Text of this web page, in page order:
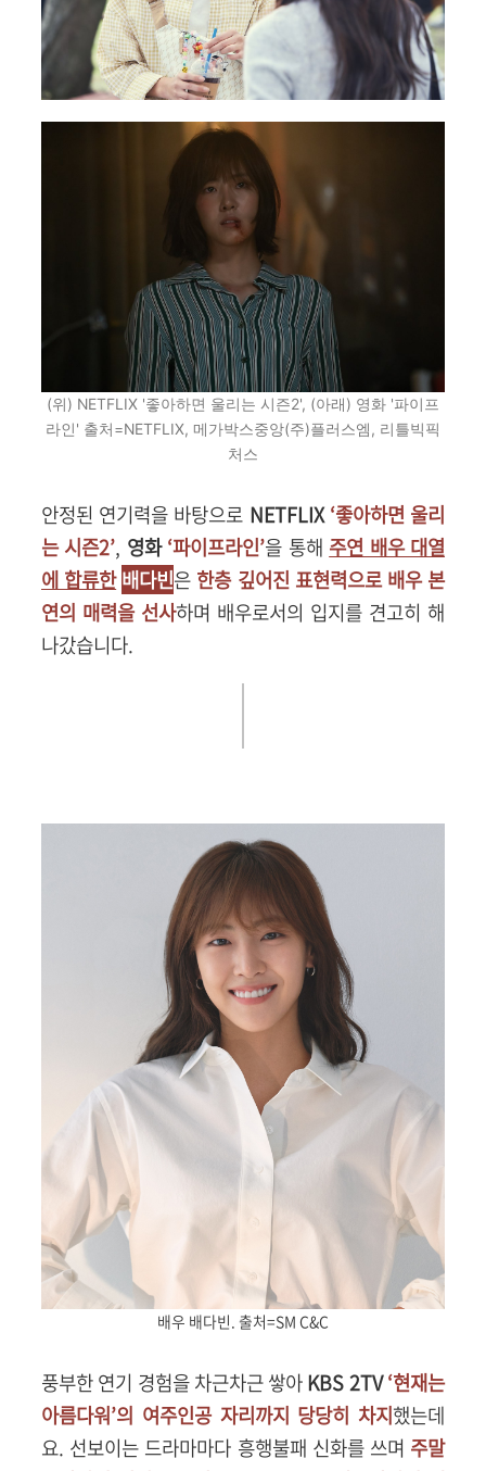
(위) NETFLIX '좋아하면 울리는 시즌2', (아래) 영화 '파이프
라인' 출처=NETFLIX, 메가박스중앙(주)플러스엠, 리틀빅픽
처스
안정된 연기력을 바탕으로 NETFLIX‘좋아하면 울리
는 시즌2’, 영화 ‘파이프라인’을 통해 주연 배우 대열
에 합류한 배다빈은 한층 깊어진 표현력으로 배우 본
연의 매력을 선사하며 배우로서의 입지를 견고히 해
나갔습니다.
배우 배다빈. 출처=SM C&C
풍부한 연기 경험을 차근차근 쌓아KBS 2TV‘현재는
아름다워’의 여주인공 자리까지 당당히 차지했는데
요. 선보이는 드라마마다 흥행불패 신화를 쓰며 주말